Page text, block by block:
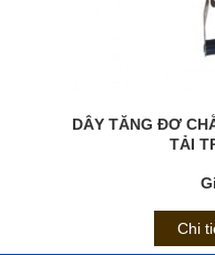
DÂY TĂNG ĐƠ
TẢI
Chi